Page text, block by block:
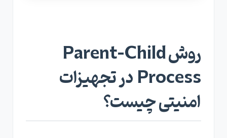
روش Parent-Child
Process در تجهیزات
امنیتی چیست؟